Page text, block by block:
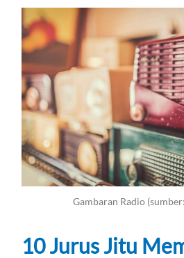
Gambaran Radio
10 Jurus Jitu